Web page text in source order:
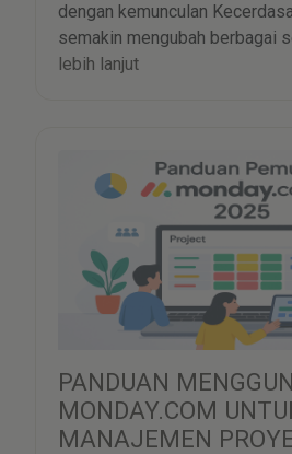
dengan kemunculan
semakin mengubah berbagai
lebih lanjut
PANDUAN
MONDAY.COM
MANAJEMEN